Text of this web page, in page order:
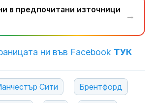
в предпочитани източници
→
ни във Facebook ТУК
Сити Брентфорд